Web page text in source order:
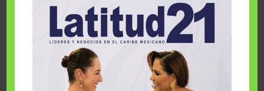
Cuando la solidaridad inspira; cumplen
sueños Fairmont Mayakoba y Make-A-Wish